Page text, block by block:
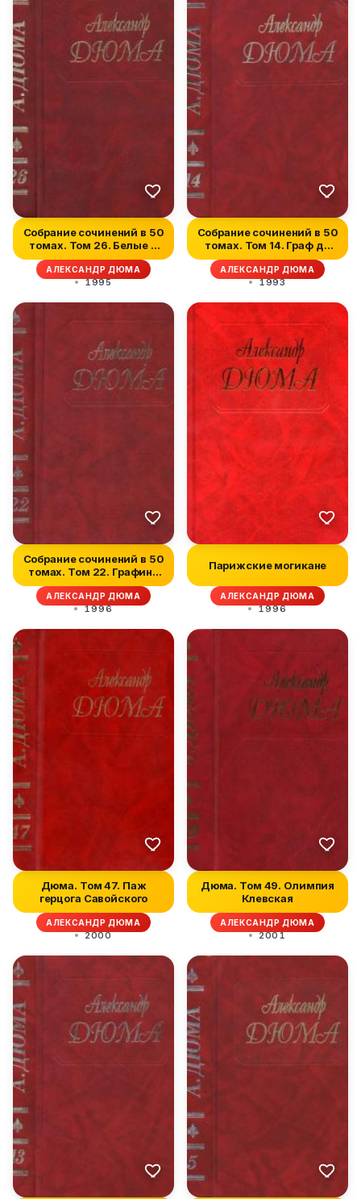
Собрание сочинений в 50
томах. Том 26. Белые и
син...
АЛЕКСАНДР ДЮМА
1995
Собрание сочинений в 50
томах. Том 14. Граф де
Мон...
АЛЕКСАНДР ДЮМА
1993
Собрание сочинений в 50
томах. Том 22. Графиня
де...
АЛЕКСАНДР ДЮМА
1996
Парижские могикане
АЛЕКСАНДР ДЮМА
1996
Дюма. Том 47. Паж
герцога Савойского
АЛЕКСАНДР ДЮМА
2000
Дюма. Том 49. Олимпия
Клевская
АЛЕКСАНДР ДЮМА
2001